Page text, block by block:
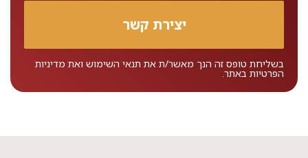
בשליחת טופס זה הנך מאשר/ת את תנאי השימוש ואת מדיניות
הפרטיות באתר.